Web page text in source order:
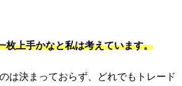
枚上手かなと私は考えています。
は決まっておらず、どれでもトレード